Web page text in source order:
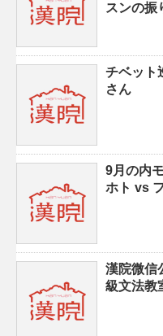
スンの振
チベッ
さん
9月の内
ホト vs
漢院微信
級文法教